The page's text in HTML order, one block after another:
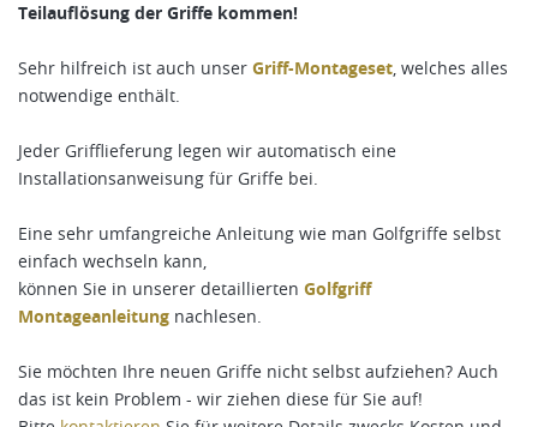
Teilauflösung der Griffe kommen!
Sehr hilfreich ist auch unser Griff-Montageset, welches alles
notwendige enthält.
Jeder Grifflieferung legen wir automatisch eine
Installationsanweisung für Griffe bei.
Eine sehr umfangreiche Anleitung wie man Golfgriffe selbst
einfach wechseln kann,
können Sie in unserer detaillierten Golfgriff
Montageanleitung nachlesen.
Sie möchten Ihre neuen Griffe nicht selbst aufziehen? Auch
das ist kein Problem - wir ziehen diese für Sie auf!